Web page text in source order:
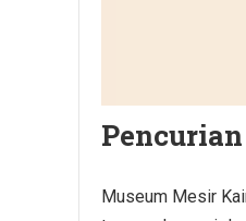
Museum Mesir